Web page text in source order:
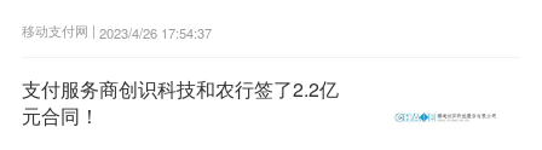
移动支付网 | 2023/4/26 17:54:37
支付服务商创识科技和农行签了2.2亿
元合同！